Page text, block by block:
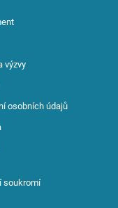
výzvy
osobních údajů
soukromí